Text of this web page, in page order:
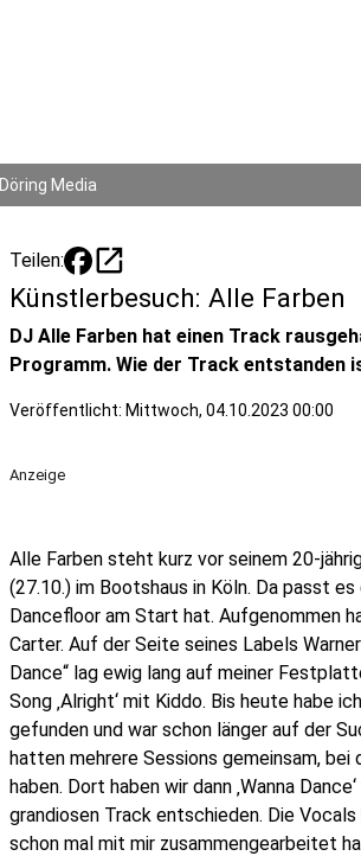
Döring Media
Teilen: open_in_new
Künstlerbesuch: Alle Farben
DJ Alle Farben hat einen Track
Programm. Wie der Track entstanden
Veröffentlicht: Mittwoch, 04.10.2023 00:00
Anzeige
Alle Farben steht kurz vor seinem 20-
(27.10.) im Bootshaus in Köln. Da passt
Dancefloor am Start hat. Aufgenommen
Carter. Auf der Seite seines Labels
Dance“ lag ewig lang auf meiner
Song ‚Alright‘ mit Kiddo. Bis heute habe
gefunden und war schon länger auf der
hatten mehrere Sessions gemeinsam,
haben. Dort haben wir dann ‚Wanna
grandiosen Track entschieden. Die
schon mal mit mir zusammengearbeitet